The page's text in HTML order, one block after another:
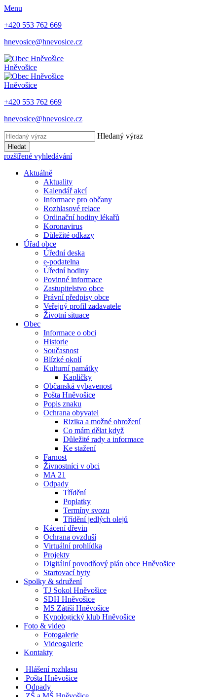
Menu
+420 553 762 669
hnevosice@hnevosice.cz
Hněvošice
Hněvošice
+420 553 762 669
hnevosice@hnevosice.cz
Hledaný výraz
Hledat
rozšířené vyhledávání
Aktuálně
Aktuality
Kalendář akcí
Informace pro občany
Rozhlasové relace
Ordinační hodiny lékařů
Koronavirus
Důležité odkazy
Úřad obce
Úřední deska
e-podatelna
Úřední hodiny
Povinné informace
Zastupitelstvo obce
Právní předpisy obce
Veřejný profil zadavatele
Životní situace
Obec
Informace o obci
Historie
Současnost
Blízké okolí
Kulturní památky
Kapličky
Občanská vybavenost
Pošta Hněvošice
Popis znaku
Ochrana obyvatel
Rizika a možné ohrožení
Co mám dělat když
Důležité rady a informace
Ke stažení
Farnost
Živnostníci v obci
MA 21
Odpady
Třídění
Poplatky
Termíny svozu
Třídění jedlých olejů
Kácení dřevin
Ochrana ovzduší
Virtuální prohlídka
Projekty
Digitální povodňový plán obce Hněvošice
Startovací byty
Spolky & sdružení
TJ Sokol Hněvošice
SDH Hněvošice
MS Zátiší Hněvošice
Kynologický klub Hněvošice
Foto & video
Fotogalerie
Videogalerie
Kontakty
Hlášení rozhlasu
Pošta Hněvošice
Odpady